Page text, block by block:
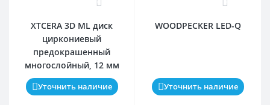
XTCERA 3D ML диск
циркониевый
предокрашенный
многослойный, 12 мм
Уточнить наличие
WOODPECKER LED-Q
Уточнить наличие